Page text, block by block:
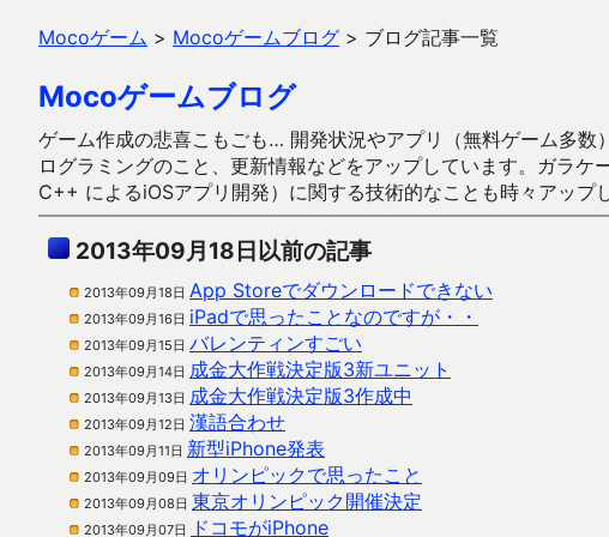
Mocoゲーム > Mocoゲームブログ > ブログ記事一覧
Mocoゲームブログ
ゲーム作成の悲喜こもごも… 開発状況やアプリ（無料ゲーム多
ログラミングのこと、更新情報などをアップしています。ガラ
C++ によるiOSアプリ開発）に関する技術的なことも時々アップ
2013年09月18日以前の記事
2013年09月18日 App Storeでダウンロードできない
2013年09月16日 iPadで思ったことなのですが・・
2013年09月15日 バレンティンすごい
2013年09月14日 成金大作戦決定版3新ユニット
2013年09月13日 成金大作戦決定版3作成中
2013年09月12日 漢語合わせ
2013年09月11日 新型iPhone発表
2013年09月09日 オリンピックで思ったこと
2013年09月08日 東京オリンピック開催決定
2013年09月07日 ドコモがiPhone